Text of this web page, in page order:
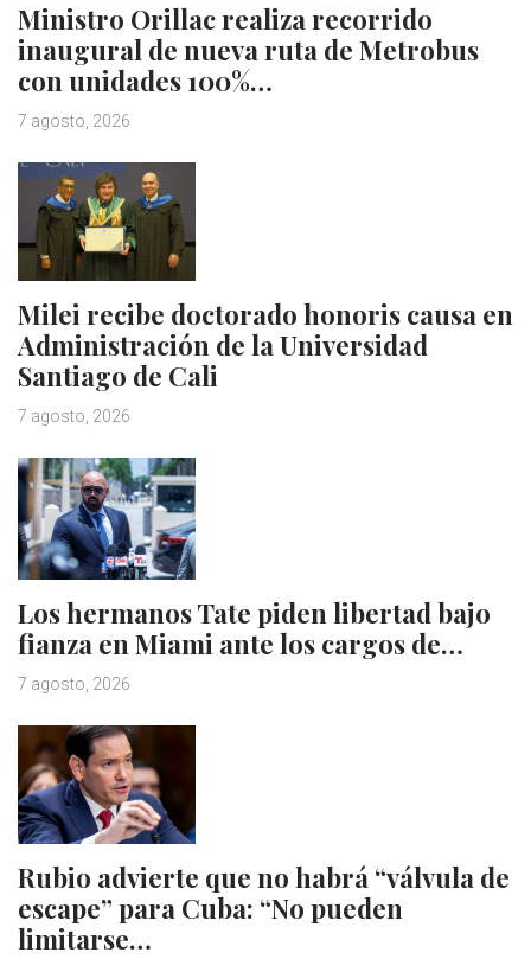
Ministro Orillac realiza recorrido
inaugural de nueva ruta de Metrobus
con unidades 100%…
7 agosto, 2026
Milei recibe doctorado honoris causa en
Administración de la Universidad
Santiago de Cali
7 agosto, 2026
Los hermanos Tate piden libertad bajo
fianza en Miami ante los cargos de…
7 agosto, 2026
Rubio advierte que no habrá “válvula de
escape” para Cuba: “No pueden
limitarse…